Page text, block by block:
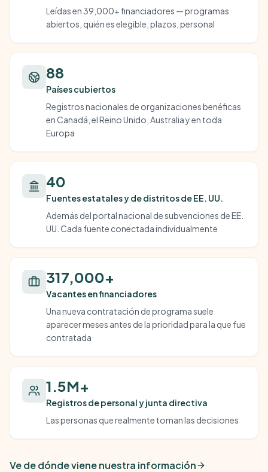
Leídas en 39,000+ financiadores — programas
abiertos, quién es elegible, plazos, personal
88
Países cubiertos
Registros nacionales de organizaciones benéficas
en Canadá, el Reino Unido, Australia y en toda
Europa
40
Fuentes estatales y de distritos de EE. UU.
Además del portal nacional de subvenciones de EE.
UU. Cada fuente conectada individualmente
317,000+
Vacantes en financiadores
Una nueva contratación de programa suele
aparecer meses antes de la prioridad para la que fue
contratada
1.5M+
Registros de personal y junta directiva
Las personas que realmente toman las decisiones
Ve de dónde viene nuestra información